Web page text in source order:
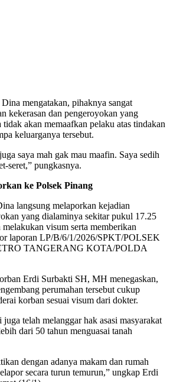
mengatakan, pihaknya sangat
kekerasan dan pengeroyokan yang
akan memaafkan pelaku atas tindakan
keluarganya tersebut.
saya mah gak mau maafin. Saya sedih
seret,” pungkasnya.
ke Polsek Pinang
langsung melaporkan kejadian
yang dialaminya sekitar pukul 17.25
visum serta memberikan
laporan LP/B/6/1/2026/SPKT/POLSEK
TANGERANG KOTA/POLDA
Erdi Surbakti SH, MH menegaskan,
perumahan tersebut cukup
korban sesuai visum dari dokter.
telah melanggar hak asasi masyarakat
dari 50 tahun menguasai tanah
dengan adanya makam dan rumah
secara turun temurun,” ungkap Erdi